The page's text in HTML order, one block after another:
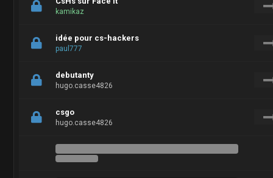
kamikaz
idée pour cs-hackers
paul777
debutanty
hugo.casse4826
csgo
hugo.casse4826